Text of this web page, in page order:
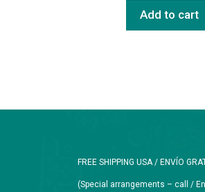
Add to cart
FREE SHIPPING USA / ENVÍO
(Special arrangements – call /